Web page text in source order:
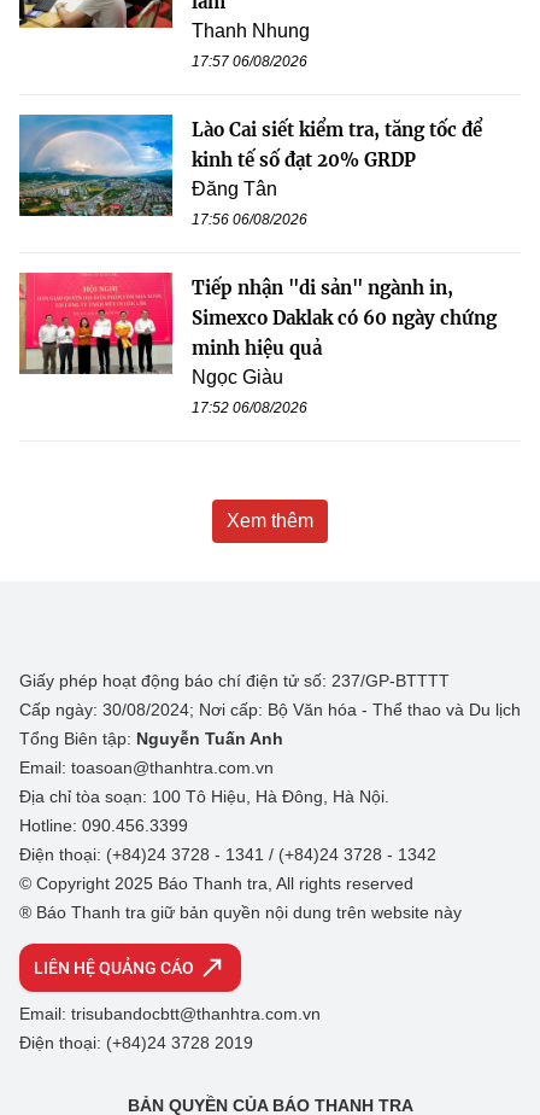
Thanh Nhung
17:57 06/08/2026
Lào Cai siết kiểm tra, tăng tốc để
kinh tế số đạt 20% GRDP
Đăng Tân
17:56 06/08/2026
Tiếp nhận "di sản" ngành in,
Simexco Daklak có 60 ngày chứng
minh hiệu quả
Ngọc Giàu
17:52 06/08/2026
Xem thêm
Giấy phép hoạt động báo chí điện tử số: 237/GP-BTTTT
Cấp ngày: 30/08/2024; Nơi cấp: Bộ Văn hóa - Thể thao và Du lịch
Tổng Biên tập: Nguyễn Tuấn Anh
Email: toasoan@thanhtra.com.vn
Địa chỉ tòa soạn: 100 Tô Hiệu, Hà Đông, Hà Nội.
Hotline: 090.456.3399
Điện thoại: (+84)24 3728 - 1341 / (+84)24 3728 - 1342
© Copyright 2025 Báo Thanh tra, All rights reserved
® Báo Thanh tra giữ bản quyền nội dung trên website này
LIÊN HỆ QUẢNG CÁO
Email: trisubandocbtt@thanhtra.com.vn
Điện thoại: (+84)24 3728 2019
BẢN QUYỀN CỦA BÁO THANH TRA